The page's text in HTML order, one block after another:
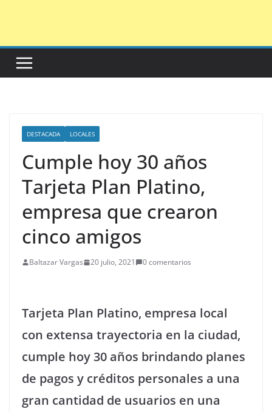
DESTACADA LOCALES
Cumple hoy 30 años
Tarjeta Plan Platino,
empresa que crearon
cinco amigos
Baltazar Vargas 20 julio, 2021 0 comentarios
Tarjeta Plan Platino, empresa local
con extensa trayectoria en la ciudad,
cumple hoy 30 años brindando planes
de pagos y créditos personales a una
gran cantidad de usuarios en una